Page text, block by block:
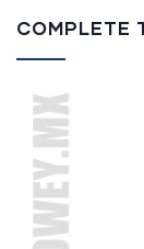
COMPLETE